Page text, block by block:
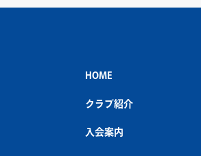
HOME
クラブ紹介
入会案内